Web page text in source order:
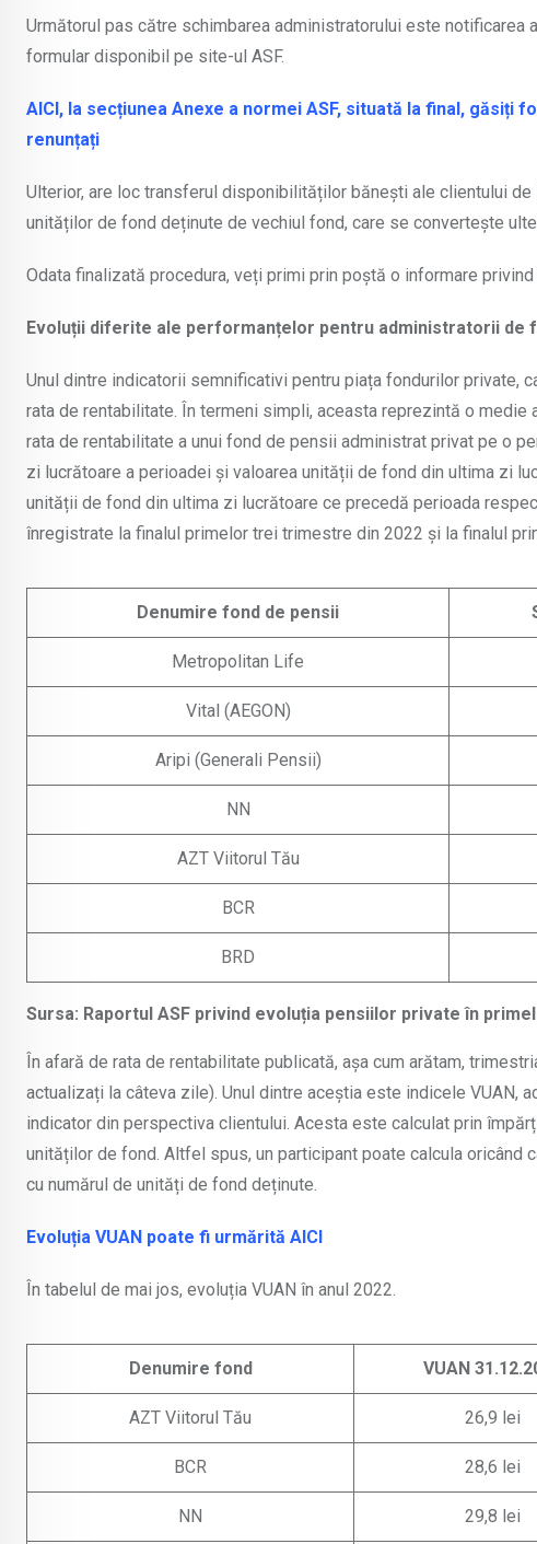
Următorul pas către schimbarea administratorului este
formular disponibil pe site-ul ASF.
AICI, la secțiunea Anexe a normei ASF, situată la final,
renunțați
Ulterior, are loc transferul disponibilităților bănești ale clientului
unităților de fond deținute de vechiul fond, care se convertește
Odata finalizată procedura, veți primi prin poștă o informare
Evoluții diferite ale performanțelor pentru administratorii de
Unul dintre indicatorii semnificativi pentru piața fondurilor private,
rata de rentabilitate. În termeni simpli, aceasta reprezintă o medie
rata de rentabilitate a unui fond de pensii administrat privat pe o
zi lucrătoare a perioadei și valoarea unității de fond din ultima zi
unității de fond din ultima zi lucrătoare ce precedă perioada
înregistrate la finalul primelor trei trimestre din 2022 și la finalul
Denumire fond de pensii
Metropolitan Life
Vital (AEGON)
Aripi (Generali Pensii)
NN
AZT Viitorul Tău
BCR
BRD
Sursa: Raportul ASF privind evoluția pensiilor private în
În afară de rata de rentabilitate publicată, așa cum arătam,
actualizați la câteva zile). Unul dintre aceștia este indicele VUAN,
indicator din perspectiva clientului. Acesta este calculat prin
unităților de fond. Altfel spus, un participant poate calcula oricând
cu numărul de unități de fond deținute.
Evoluția VUAN poate fi urmărită AICI
În tabelul de mai jos, evoluția VUAN în anul 2022.
Denumire fond VUAN
AZT Viitorul Tău 26,9 lei
BCR 28,6 lei
NN 29,8 lei